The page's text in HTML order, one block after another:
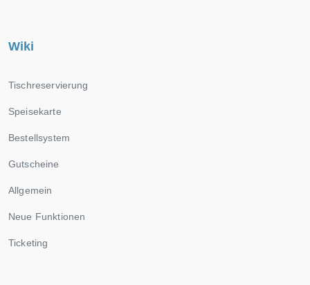
Wiki
Tischreservierung
Speisekarte
Bestellsystem
Gutscheine
Allgemein
Neue Funktionen
Ticketing